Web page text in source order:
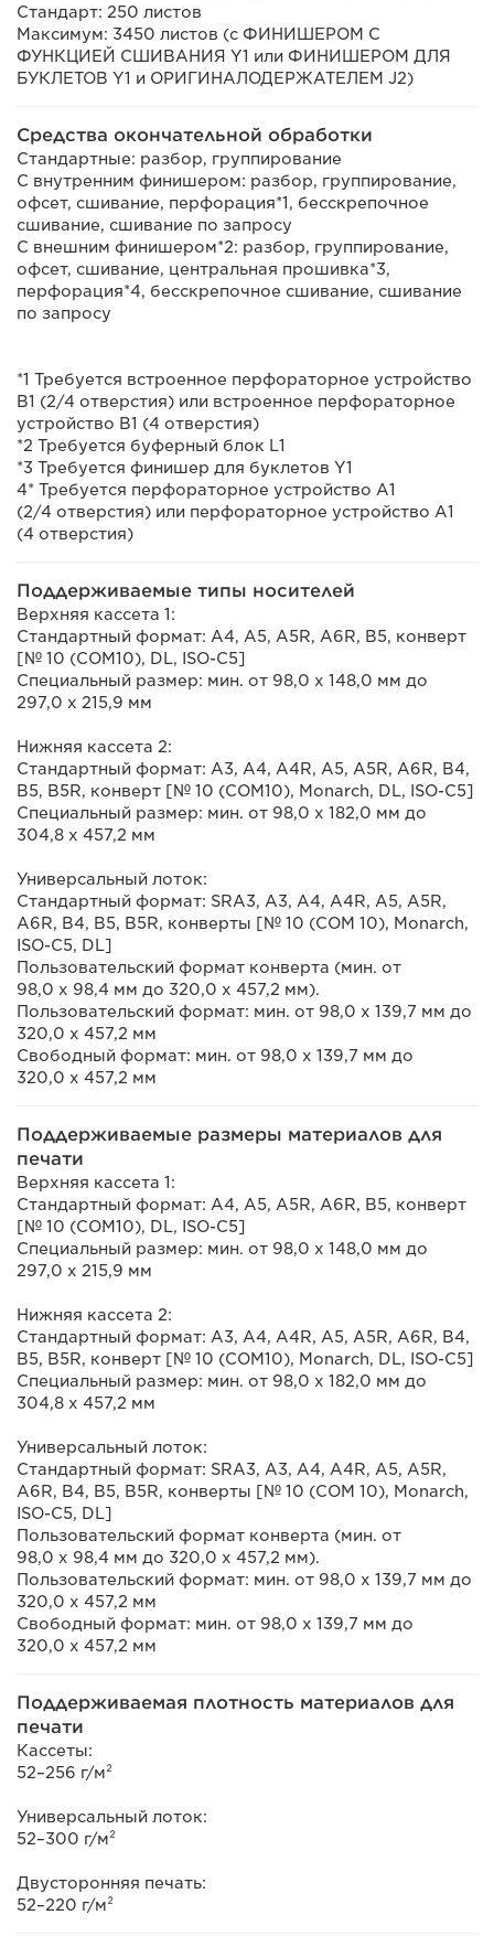
Стандарт: 250 листов
Максимум: 3450 листов (с ФИНИШЕРОМ С
ФУНКЦИЕЙ СШИВАНИЯ Y1 или ФИНИШЕРОМ ДЛЯ
БУКЛЕТОВ Y1 и ОРИГИНАЛОДЕРЖАТЕЛЕМ J2)
Средства окончательной обработки
Стандартные: разбор, группирование
С внутренним финишером: разбор, группирование,
офсет, сшивание, перфорация*1, бесскрепочное
сшивание, сшивание по запросу
С внешним финишером*2: разбор, группирование,
офсет, сшивание, центральная прошивка*3,
перфорация*4, бесскрепочное сшивание, сшивание
по запросу
*1 Требуется встроенное перфораторное устройство
B1 (2/4 отверстия) или встроенное перфораторное
устройство B1 (4 отверстия)
*2 Требуется буферный блок L1
*3 Требуется финишер для буклетов Y1
4* Требуется перфораторное устройство A1
(2/4 отверстия) или перфораторное устройство A1
(4 отверстия)
Поддерживаемые типы носителей
Верхняя кассета 1:
Стандартный формат: A4, A5, A5R, A6R, B5, конверт
[№ 10 (COM10), DL, ISO-C5]
Специальный размер: мин. от 98,0 x 148,0 мм до
297,0 x 215,9 мм
Нижняя кассета 2:
Стандартный формат: A3, A4, A4R, A5, A5R, A6R, B4,
B5, B5R, конверт [№ 10 (COM10), Monarch, DL, ISO-C5]
Специальный размер: мин. от 98,0 x 182,0 мм до
304,8 x 457,2 мм
Универсальный лоток:
Стандартный формат: SRA3, A3, A4, A4R, A5, A5R,
A6R, B4, B5, B5R, конверты [№ 10 (COM 10), Monarch,
ISO-C5, DL]
Пользовательский формат конверта (мин. от
98,0 x 98,4 мм до 320,0 x 457,2 мм).
Пользовательский формат: мин. от 98,0 x 139,7 мм до
320,0 x 457,2 мм
Свободный формат: мин. от 98,0 x 139,7 мм до
320,0 x 457,2 мм
Поддерживаемые размеры материалов для
печати
Верхняя кассета 1:
Стандартный формат: A4, A5, A5R, A6R, B5, конверт
[№ 10 (COM10), DL, ISO-C5]
Специальный размер: мин. от 98,0 x 148,0 мм до
297,0 x 215,9 мм
Нижняя кассета 2:
Стандартный формат: A3, A4, A4R, A5, A5R, A6R, B4,
B5, B5R, конверт [№ 10 (COM10), Monarch, DL, ISO-C5]
Специальный размер: мин. от 98,0 x 182,0 мм до
304,8 x 457,2 мм
Универсальный лоток:
Стандартный формат: SRA3, A3, A4, A4R, A5, A5R,
A6R, B4, B5, B5R, конверты [№ 10 (COM 10), Monarch,
ISO-C5, DL]
Пользовательский формат конверта (мин. от
98,0 x 98,4 мм до 320,0 x 457,2 мм).
Пользовательский формат: мин. от 98,0 x 139,7 мм до
320,0 x 457,2 мм
Свободный формат: мин. от 98,0 x 139,7 мм до
320,0 x 457,2 мм
Поддерживаемая плотность материалов для
печати
Кассеты:
52–256 г/м²
Универсальный лоток:
52–300 г/м²
Двусторонняя печать:
52–220 г/м²